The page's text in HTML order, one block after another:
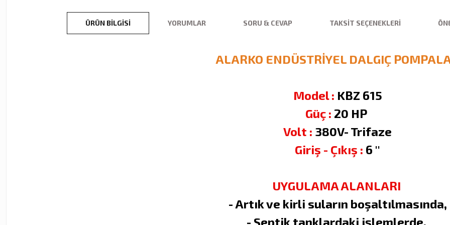
ÜRÜN BILGISI YORUMLAR SORU & CEVAP TAKSIT SEÇENEKLERI
ALARKO ENDÜSTRİYEL DALGIÇ
Model : KBZ 615
Güç : 20 HP
Volt : 380V- Trifaze
Giriş - Çıkış : 6 ''
UYGULAMA ALANLARI
- Artık ve kirli suların boşaltılmasında,
- Septik tanklardaki işlemlerde,